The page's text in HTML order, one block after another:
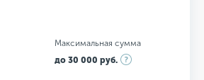
Максимальная сумма
до 30 000 руб.